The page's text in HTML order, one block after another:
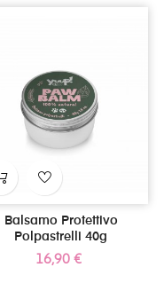
Balsamo Protettivo
Polpastrelli 40g
Prezzo
16,90 €